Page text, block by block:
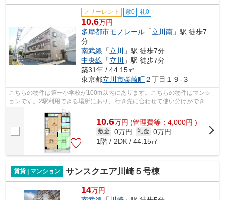
フリーレント 敷0 礼0
10.6万円
多摩都市モノレール 「立川南 」駅 徒歩7
分
南武線 「立川
」駅 徒歩7分
中央線 「立川
」駅 徒歩7分
築31年 / 44.15㎡
東京都立川市柴崎町２丁目１９-３
こちらの物件は第一小学校が100m以内にあります。こちらの物件はマンシ
ョンです。2駅利用できる場所にあり、行き先に合わせて使い分けができま
す。駅から徒歩7分に立地する物件です。...
10.6万円 (管理費等：4,000円 )
敷金 0万円 礼金 0万円
1階 / 2DK / 44.15㎡
賃貸 | マンション サンスクエア川崎５号棟
14万円